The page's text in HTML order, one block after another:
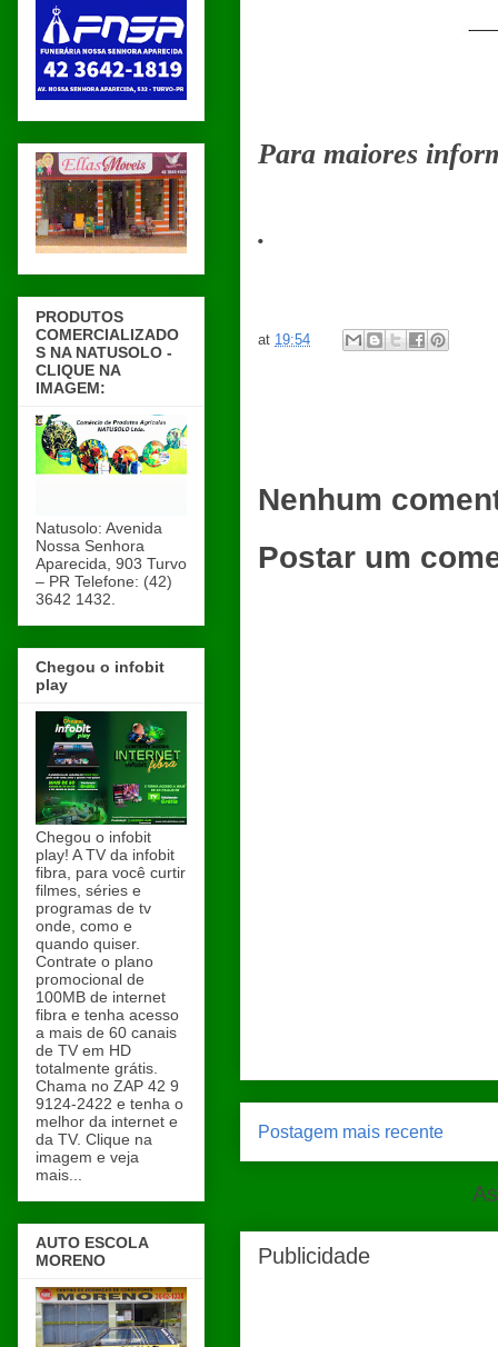
Para maiores
.
at 19:54
Nenhum
Postar um
Postagem mais recente
Publicidade
PRODUTOS
COMERCIALIZADO
S NA NATUSOLO -
CLIQUE NA
IMAGEM:
Natusolo: Avenida
Nossa Senhora
Aparecida, 903 Turvo
– PR Telefone: (42)
3642 1432.
Chegou o infobit
play
Chegou o infobit
play! A TV da infobit
fibra, para você curtir
filmes, séries e
programas de tv
onde, como e
quando quiser.
Contrate o plano
promocional de
100MB de internet
fibra e tenha acesso
a mais de 60 canais
de TV em HD
totalmente grátis.
Chama no ZAP 42 9
9124-2422 e tenha o
melhor da internet e
da TV. Clique na
imagem e veja
mais...
AUTO ESCOLA
MORENO